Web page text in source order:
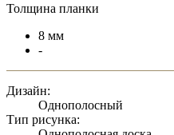
Толщина планки
8 мм
-
Дизайн:
Однополосный
Тип рисунка: